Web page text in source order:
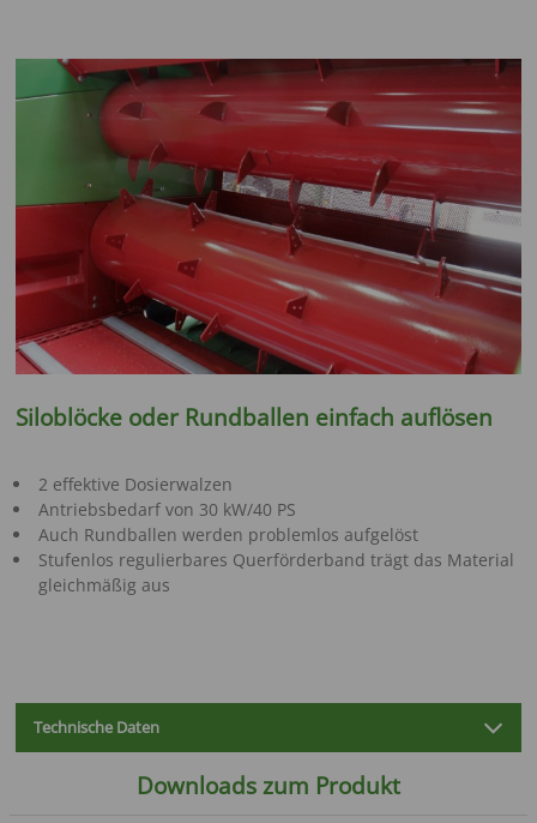
Siloblöcke oder Rundballen einfach auflösen
2 effektive Dosierwalzen
Antriebsbedarf von 30 kW/40 PS
Auch Rundballen werden problemlos aufgelöst
Stufenlos regulierbares Querförderband trägt das Material
gleichmäßig aus
Technische Daten
Downloads zum Produkt